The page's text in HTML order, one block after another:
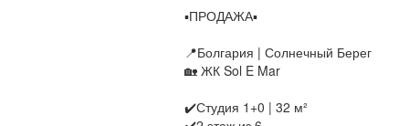
▪️ПРОДАЖА▪️
📍Болгария | Солнечный Берег
🏡 ЖК Sol E Mar
✔️Студия 1+0 | 32 м²